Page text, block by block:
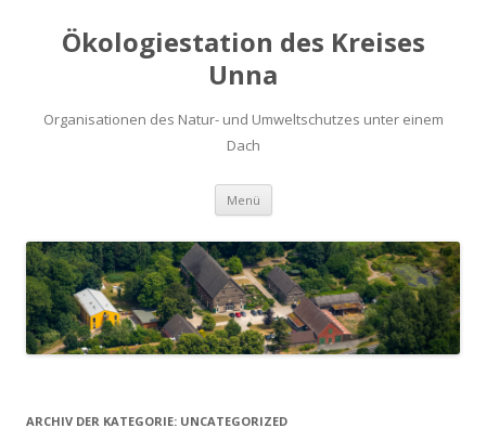
Ökologiestation des Kreises
Unna
Organisationen des Natur- und Umweltschutzes unter einem
Dach
Menü Zum
springen
ARCHIV DER KATEGORIE: UNCATEGORIZED